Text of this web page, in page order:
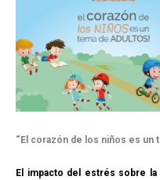
“El corazón de los niños es un
El impacto del estrés sobre